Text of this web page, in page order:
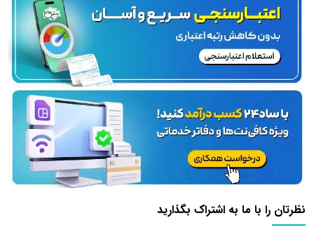
نظرتان را با ما به اشتراک بگذارید